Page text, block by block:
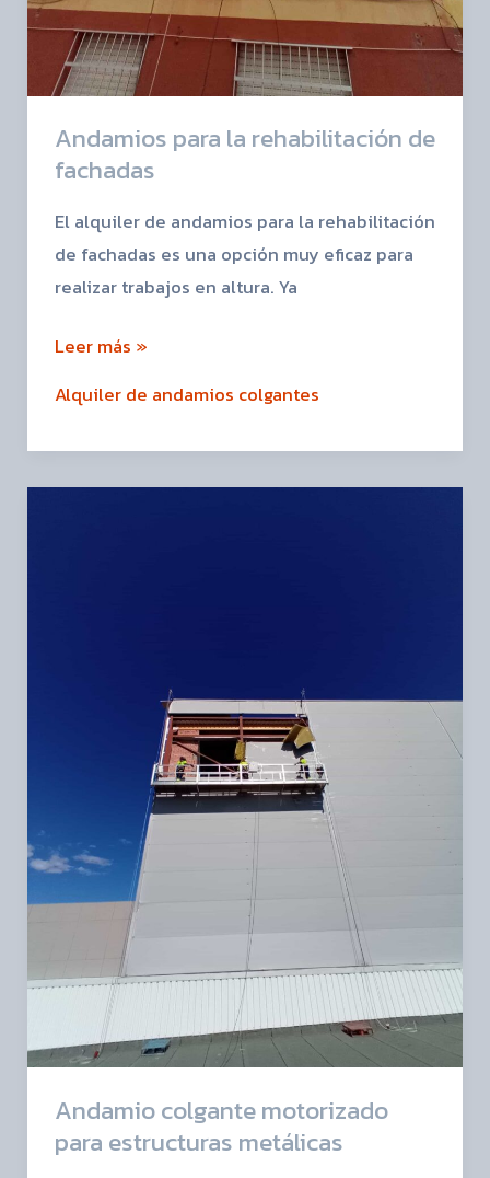
Andamios para la rehabilitación de
fachadas
El alquiler de andamios para la rehabilitación
de fachadas es una opción muy eficaz para
realizar trabajos en altura. Ya
Leer más »
Alquiler de andamios colgantes
Andamio colgante motorizado
para estructuras metálicas